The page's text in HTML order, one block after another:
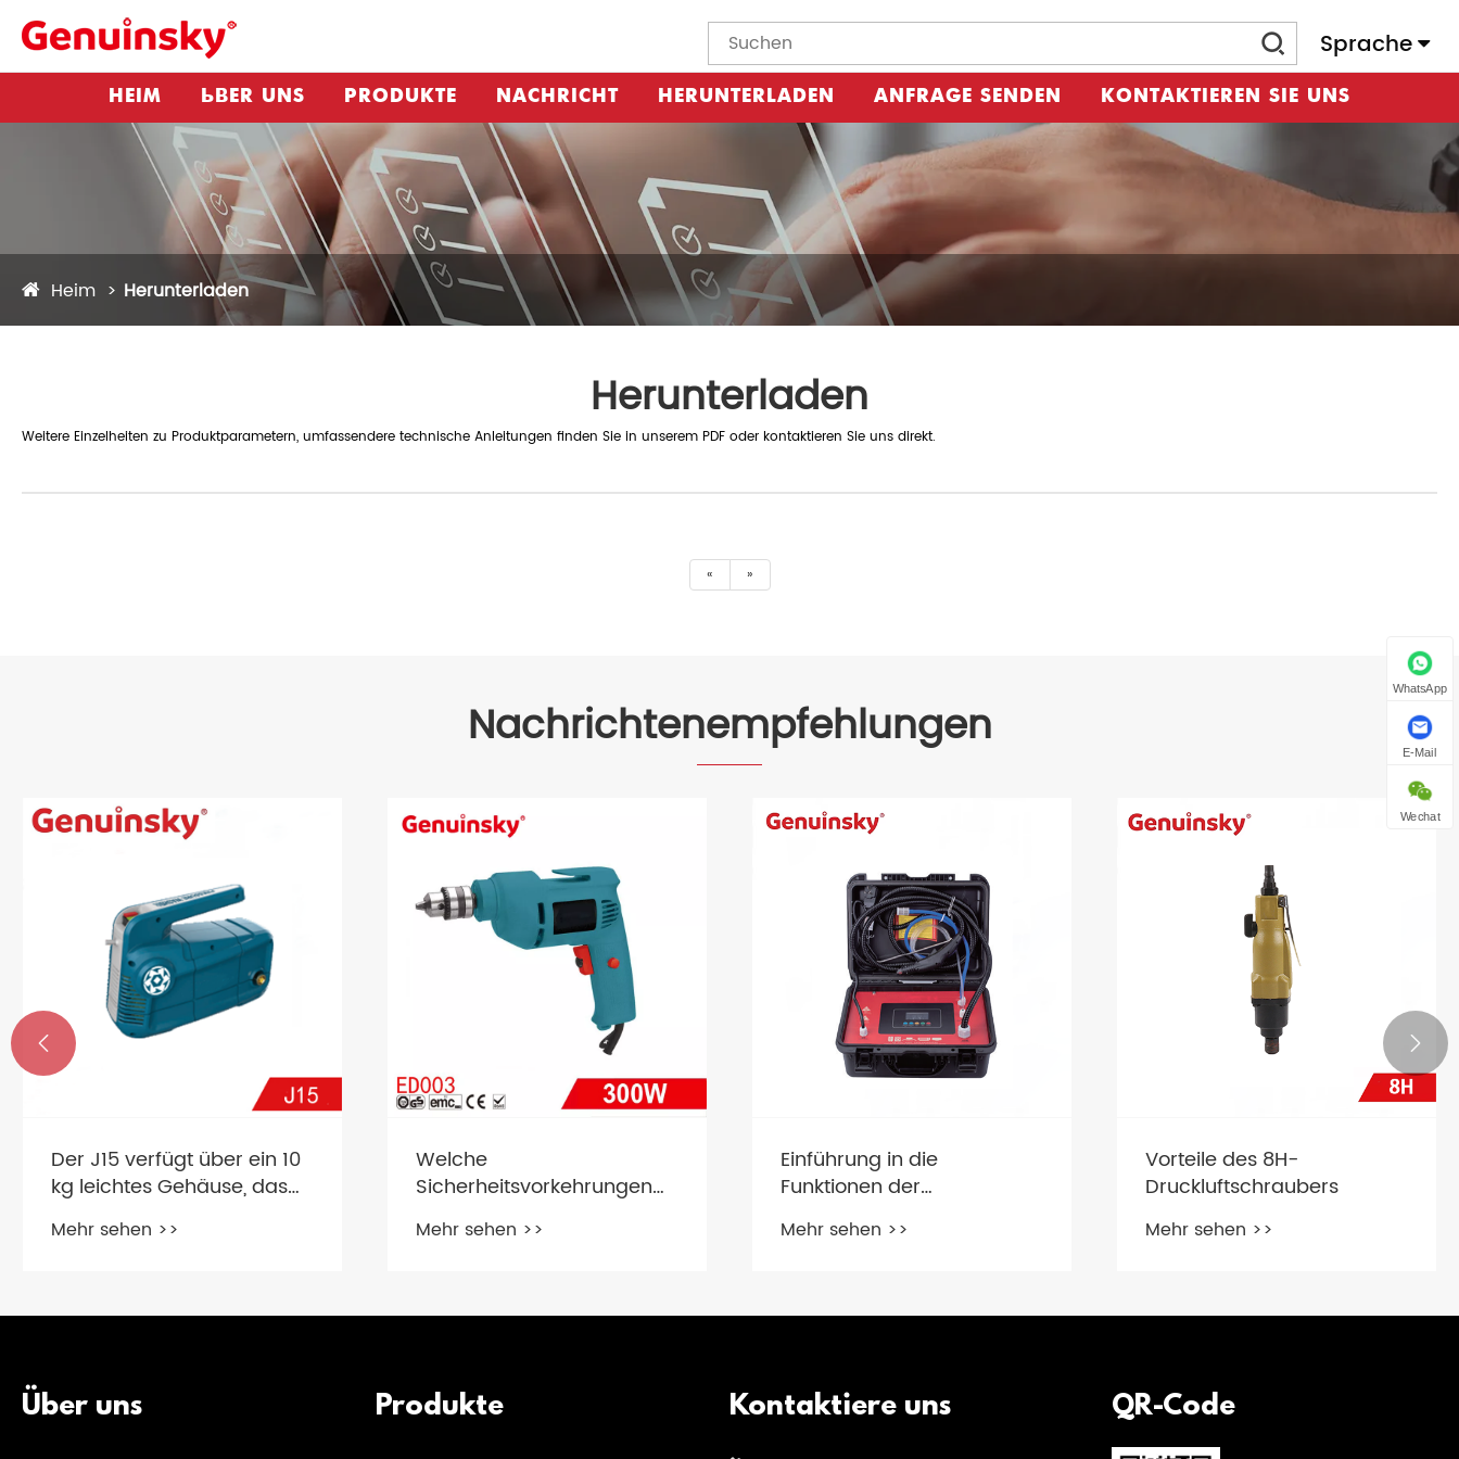
Sprache
HEIM ÜBER UNS PRODUKTE NACHRICHT HERUNTERLADEN ANFRAGE SENDEN KONTAKTIEREN SIE UNS
Heim Herunterladen
Herunterladen
Weitere Einzelheiten zu Produktparametern, umfassendere technische Anleitungen finden Sie in unserem PDF oder kontaktieren Sie uns direkt.
« »
Nachrichtenempfehlungen
Der J15 verfügt über ein 10
kg leichtes Gehäuse, das
müheloser macht
Mehr sehen >>
Welche
Sicherheitsvorkehrungen
Verwendung einer
Mehr sehen >>
Einführung in die
Funktionen der
Desinfektion All-in-One-
Mehr sehen >>
Vorteile des 8H-
Druckluftschraubers
Mehr sehen >>
 
Über uns Produkte Kontaktiere uns QR-Code
WhatsApp
E-Mail
Wechat